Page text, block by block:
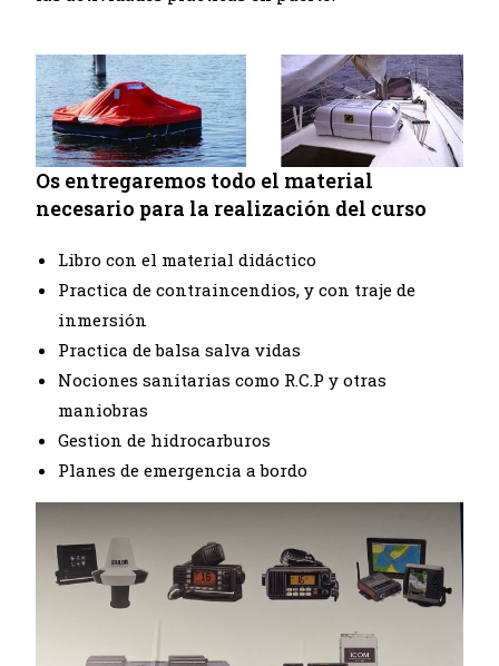
Os entregaremos todo el material
necesario para la realización del curso
Libro con el material didáctico
Practica de contraincendios, y con traje de
inmersión
Practica de balsa salva vidas
Nociones sanitarias como R.C.P y otras
maniobras
Gestion de hidrocarburos
Planes de emergencia a bordo